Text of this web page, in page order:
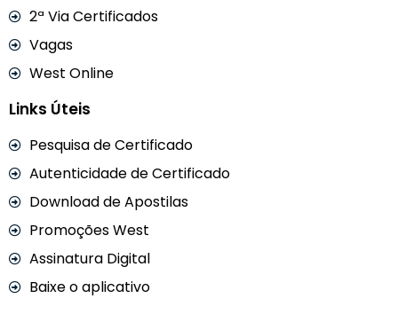
2ª Via Certificados
Vagas
West Online
Links Úteis
Pesquisa de Certificado
Autenticidade de Certificado
Download de Apostilas
Promoções West
Assinatura Digital
Baixe o aplicativo